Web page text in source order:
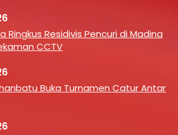
Ringkus Residivis Pencuri di Madina
CCTV
Buka Turnamen Catur Antar